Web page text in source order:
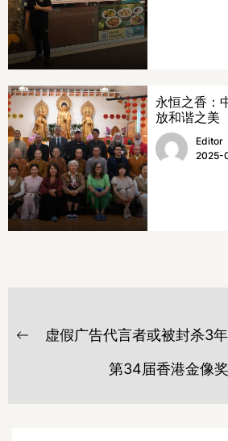
永恒之香：
放和谐之美
Editor
2025-
文
章Previous
虚假广告代言者或被封杀3年
第34届香港金像